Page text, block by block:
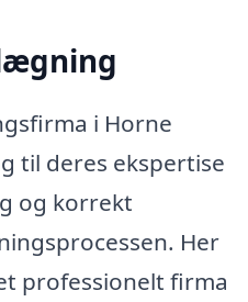
i Horne
til deres ekspertise
og korrekt
Her
professionelt firma